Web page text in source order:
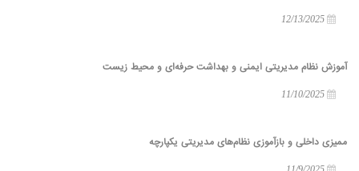
آموزش نظام مدیریتی ایمنی و بهداشت حرفه‌ای و محیط زیست
ممیزی داخلی و بازآموزی نظام‌های مدیریتی یکپارچه